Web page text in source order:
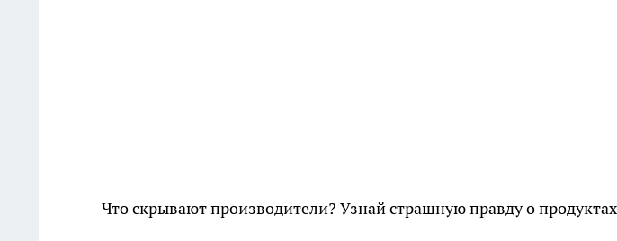
Что скрывают производители? Узнай страшную правду о